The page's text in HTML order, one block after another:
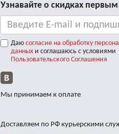
Узнавайте о скидках
Даюсогласие на обработку
данных и соглашаюсь с условиями
Пользовательского Соглашения
Мы принимаем к оплате
Доставляем по РФ курьерскими